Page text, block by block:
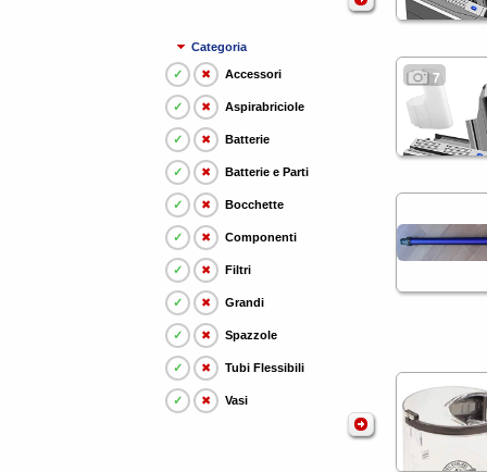
Categoria
✓ ✖ Accessori
✓ ✖ Aspirabriciole
✓ ✖ Batterie
✓ ✖ Batterie e Parti
✓ ✖ Bocchette
✓ ✖ Componenti
✓ ✖ Filtri
✓ ✖ Grandi
✓ ✖ Spazzole
✓ ✖ Tubi Flessibili
✓ ✖ Vasi
7